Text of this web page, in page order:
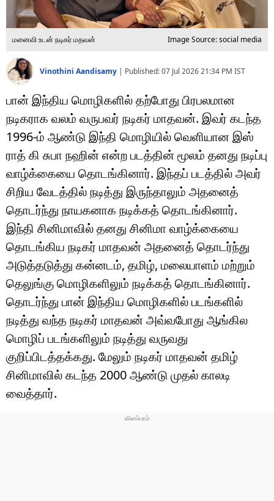
வலை கதைகள்
போட்டோ கேலரி
மனைவி உடன் நடிகர் மதவன் Image Source: social media
Vinothini Aandisamy | Published:07 Jul 2026 21:34 PM IST
பான் இந்திய மொழிகளில் தற்போது பிரபலமான
நடிகராக வலம் வருபவர் நடிகர் மாதவன். இவர் கடந்த
1996-ம் ஆண்டு இந்தி மொழியில் வெளியான இஸ்
ராத் கி சுபா நஹின் என்ற படத்தின் மூலம் தனது நடிப்பு
வாழ்க்கையை தொடங்கினார். இந்தப் படத்தில் அவர்
சிறிய வேடத்தில் நடித்து இருந்தாலும் அதனைத்
தொடர்ந்து நாயகனாக நடிக்கத் தொடங்கினார்.
இந்தி சினிமாவில் தனது சினிமா வாழ்க்கையை
தொடங்கிய நடிகர் மாதவன் அதனைத் தொடர்ந்து
அடுத்தடுத்து கன்னடம், தமிழ், மலையாளம் மற்றும்
தெலுங்கு மொழிகளிலும் நடிக்கத் தொடங்கினார்.
தொடர்ந்து பான் இந்திய மொழிகளில் படங்களில்
நடித்து வந்த நடிகர் மாதவன் அவ்வபோது ஆங்கில
மொழிப் படங்களிலும் நடித்து வருவது
குறிப்பிடத்தக்கது. மேலும் நடிகர் மாதவன் தமிழ்
சினிமாவில் கடந்த 2000 ஆண்டு முதல் காலடி
வைத்தார்.